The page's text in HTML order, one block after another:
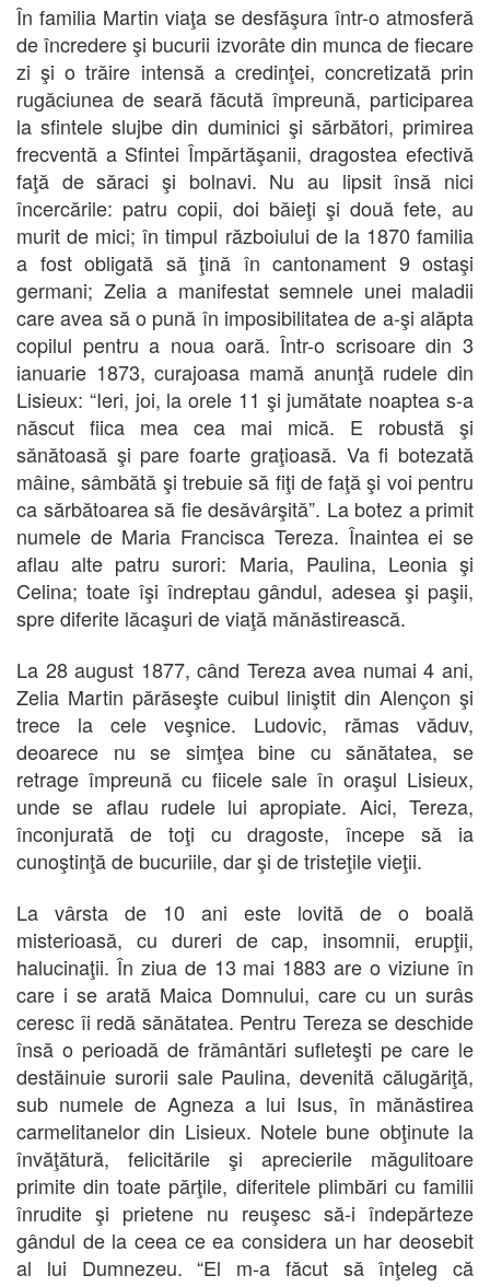
În familia Martin viaţa se desfăşura într-o atmosferă
de încredere şi bucurii izvorâte din munca de fiecare
zi şi o trăire intensă a credinţei, concretizată prin
rugăciunea de seară făcută împreună, participarea
la sfintele slujbe din duminici şi sărbători, primirea
frecventă a Sfintei Împărtăşanii, dragostea efectivă
faţă de săraci şi bolnavi. Nu au lipsit însă nici
încercările: patru copii, doi băieţi şi două fete, au
murit de mici; în timpul războiului de la 1870 familia
a fost obligată să ţină în cantonament 9 ostaşi
germani; Zelia a manifestat semnele unei maladii
care avea să o pună în imposibilitatea de a-şi alăpta
copilul pentru a noua oară. Într-o scrisoare din 3
ianuarie 1873, curajoasa mamă anunţă rudele din
Lisieux: “Ieri, joi, la orele 11 şi jumătate noaptea s-a
născut fiica mea cea mai mică. E robustă şi
sănătoasă şi pare foarte graţioasă. Va fi botezată
mâine, sâmbătă şi trebuie să fiţi de faţă şi voi pentru
ca sărbătoarea să fie desăvârşită”. La botez a primit
numele de Maria Francisca Tereza. Înaintea ei se
aflau alte patru surori: Maria, Paulina, Leonia şi
Celina; toate îşi îndreptau gândul, adesea şi paşii,
spre diferite lăcaşuri de viaţă mănăstirească.
La 28 august 1877, când Tereza avea numai 4 ani,
Zelia Martin părăseşte cuibul liniştit din Alençon şi
trece la cele veşnice. Ludovic, rămas văduv,
deoarece nu se simţea bine cu sănătatea, se
retrage împreună cu fiicele sale în oraşul Lisieux,
unde se aflau rudele lui apropiate. Aici, Tereza,
înconjurată de toţi cu dragoste, începe să ia
cunoştinţă de bucuriile, dar şi de tristeţile vieţii.
La vârsta de 10 ani este lovită de o boală
misterioasă, cu dureri de cap, insomnii, erupţii,
halucinaţii. În ziua de 13 mai 1883 are o viziune în
care i se arată Maica Domnului, care cu un surâs
ceresc îi redă sănătatea. Pentru Tereza se deschide
însă o perioadă de frământări sufleteşti pe care le
destăinuie surorii sale Paulina, devenită călugăriţă,
sub numele de Agneza a lui Isus, în mănăstirea
carmelitanelor din Lisieux. Notele bune obţinute la
învăţătură, felicitările şi aprecierile măgulitoare
primite din toate părţile, diferitele plimbări cu familii
înrudite şi prietene nu reuşesc să-i îndepărteze
gândul de la ceea ce ea considera un har deosebit
al lui Dumnezeu. “El m-a făcut să înţeleg că